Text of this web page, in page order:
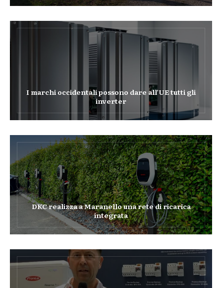
I marchi occidentali possono dare all’UE tutti gli
inverter
DKC realizza a Maranello una rete di ricarica
integrata